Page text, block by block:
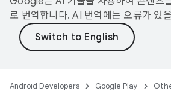
로 번역합니다. AI 번역에는 오류가 있
Android Developers Google Play